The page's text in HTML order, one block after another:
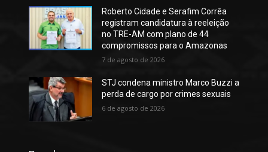
Roberto Cidade e Serafim Corrêa
registram candidatura à reeleição
no TRE-AM com plano de 44
compromissos para o Amazonas
7 de agosto de 2026
STJ condena ministro Marco Buzzi a
perda de cargo por crimes sexuais
6 de agosto de 2026